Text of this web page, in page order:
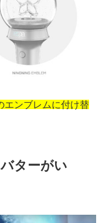
エンブレムに付け替
ターがい